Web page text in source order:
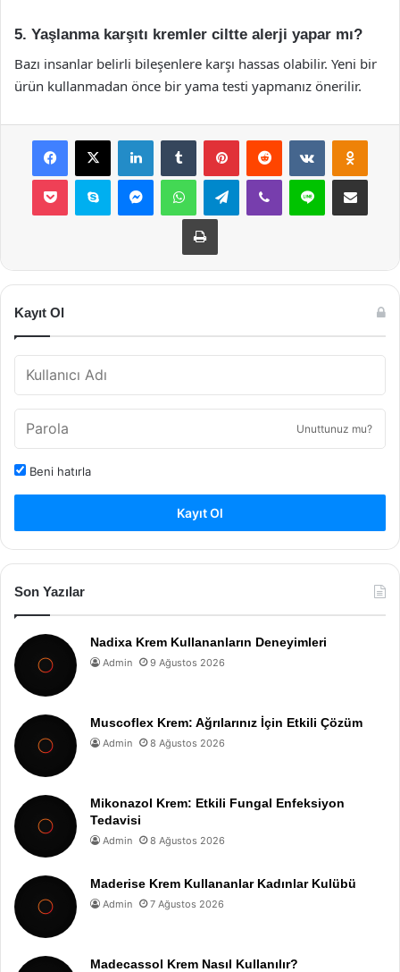
5. Yaşlanma karşıtı kremler ciltte alerji yapar mı?
Bazı insanlar belirli bileşenlere karşı hassas olabilir. Yeni bir
ürün kullanmadan önce bir yama testi yapmanız önerilir.
Facebook
X LinkedInTumblr PinterestReddit VKontakte
Pocket Skype MessengerWhatsAppTelegramViber Line E-Posta ile
Yazdır
Kayıt Ol
Unuttunuz mu?
Beni hatırla
Kayıt Ol
Son Yazılar
Nadixa Krem Kullananların Deneyimleri
Admin 9 Ağustos 2026
Muscoflex Krem: Ağrılarınız İçin Etkili Çözüm
Admin 8 Ağustos 2026
Mikonazol Krem: Etkili Fungal Enfeksiyon
Tedavisi
Admin 8 Ağustos 2026
Maderise Krem Kullananlar Kadınlar Kulübü
Admin 7 Ağustos 2026
Madecassol Krem Nasıl Kullanılır?